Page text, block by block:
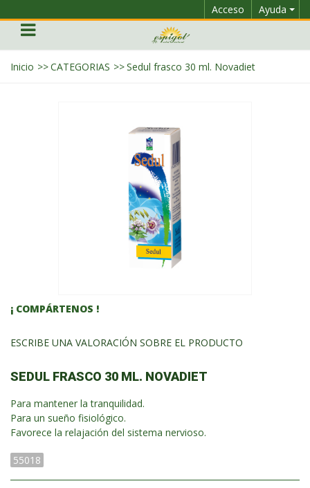
Ayuda
Acceso
Inicio >>CATEGORIAS >>Sedul frasco 30 ml. Novadiet
¡ COMPÁRTENOS !
ESCRIBE UNA VALORACIÓN SOBRE EL PRODUCTO
SEDUL FRASCO 30 ML. NOVADIET
Para mantener la tranquilidad.
Para un sueño fisiológico.
Favorece la relajación del sistema nervioso.
55018